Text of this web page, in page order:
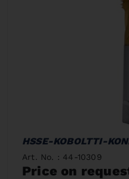
HSSE-KOBOLTTI-
Art. No. : 44-10309
Price on